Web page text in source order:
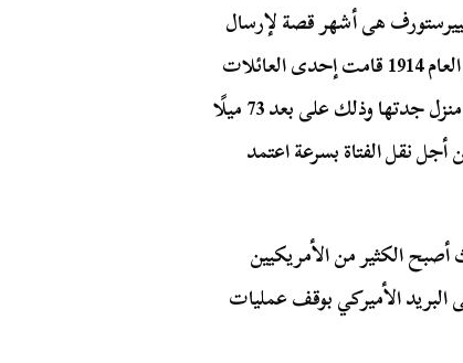
هى أشهر قصة لإرسال
الأطفال عبر البريد عرفتها الولايات المتحدة الأميركية، ففي العام 1914 قامت إحدى العائلات
في ولاية إيداهو بإرسال ابنتها “ماي” البالغة ستة سنوات إلى منزل جدتها وذلك على بعد 73 ميلًا
إلى معطفها ومن أجل نقل الفتاة بسرعة اعتمد
الكثير من الأمريكيين
الأميركي بوقف عمليات